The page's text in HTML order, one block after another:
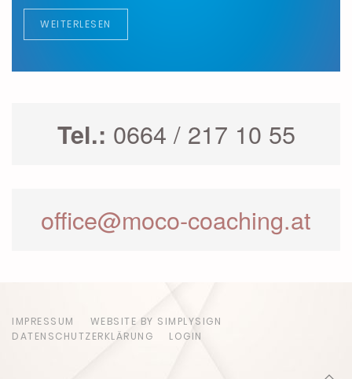
WEITERLESEN
Tel.: 0664 / 217 10 55
office@moco-coaching.at
IMPRESSUM
WEBSITE BY SIMPLYSIGN
DATENSCHUTZERKLÄRUNG
LOGIN